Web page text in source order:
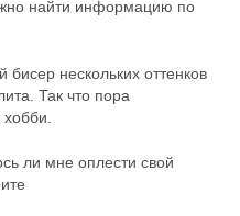
найти информацию по
бисер нескольких оттенков
Так что пора
ли мне оплести свой